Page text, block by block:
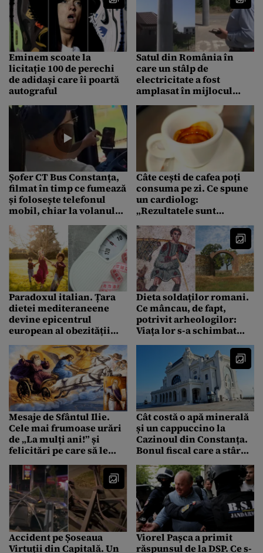
Eminem scoate la
licitație 100 de perechi
de adidași care îi poartă
autograful
Satul din România în
care un stâlp de
electricitate a fost
amplasat în mijlocul
explicat
Șofer CT Bus Constanța,
filmat în timp ce fumează
și folosește telefonul
mobil, chiar la volanul
pasageri. Reacția
companiei
Câte cești de cafea poți
consuma pe zi. Ce spune
un cardiolog:
„Rezultatele sunt
Paradoxul italian. Țara
dietei mediteraneene
devine epicentrul
european al obezității
Dieta soldaților romani.
Ce mâncau, de fapt,
potrivit arheologilor:
Viața lor s-a schimbat
Mesaje de Sfântul Ilie.
Cele mai frumoase urări
de „La mulți ani!” și
felicitări pe care să le
Cât costă o apă minerală
și un cappuccino la
Cazinoul din Constanța.
Bonul fiscal care a stârnit
Accident pe Șoseaua
Virtuții din Capitală. Un
Viorel Pașca a primit
răspunsul de la DSP. Ce s-